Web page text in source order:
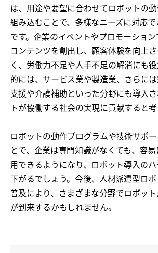
は、用途や要望に合わせてロボットの
組み込むことで、多様なニーズに対応
です。企業のイベントやプロモーショ
コンテンツを創出し、顧客体験を向上
く、労働力不足や人手不足の解消にも
的には、サービス業や製造業、さらに
支援や介護補助といった分野にも導入
トが協働する社会の実現に貢献すると考
ロボットの動作プログラムや技術サポ
とで、企業は専門知識がなくても、容
用できるようになり、ロボット導入の
下がるでしょう。今後、人材派遣型ロ
普及により、さまざまな分野でロボッ
が到来するかもしれません。